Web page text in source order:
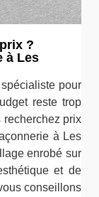
?
à Les
pour
reste trop
recherchez prix
à Les
enrobé sur
et de
conseillons